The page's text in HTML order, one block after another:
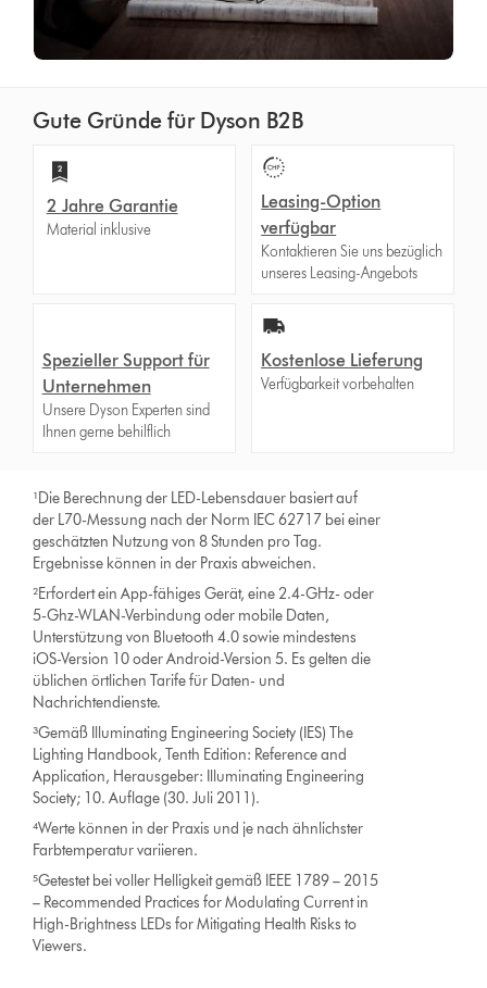
Gute Gründe für Dyson B2B
2 Jahre Garantie
Material inklusive
Leasing-Option
verfügbar
Kontaktieren Sie uns bezüglich
unseres Leasing-Angebots
Spezieller Support für
Unternehmen
Unsere Dyson Experten sind
Ihnen gerne behilflich
Kostenlose Lieferung
Verfügbarkeit vorbehalten
¹Die Berechnung der LED-Lebensdauer basiert auf
der L70-Messung nach der Norm IEC 62717 bei einer
geschätzten Nutzung von 8 Stunden pro Tag.
Ergebnisse können in der Praxis abweichen.
²Erfordert ein App-fähiges Gerät, eine 2.4-GHz- oder
5-Ghz-WLAN-Verbindung oder mobile Daten,
Unterstützung von Bluetooth 4.0 sowie mindestens
iOS-Version 10 oder Android-Version 5. Es gelten die
üblichen örtlichen Tarife für Daten- und
Nachrichtendienste.
³Gemäß Illuminating Engineering Society (IES) The
Lighting Handbook, Tenth Edition: Reference and
Application, Herausgeber: Illuminating Engineering
Society; 10. Auflage (30. Juli 2011).
⁴Werte können in der Praxis und je nach ähnlichster
Farbtemperatur variieren.
⁵Getestet bei voller Helligkeit gemäß IEEE 1789 – 2015
– Recommended Practices for Modulating Current in
High-Brightness LEDs for Mitigating Health Risks to
Viewers.